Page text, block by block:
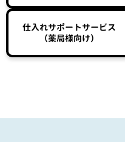
仕入れサポートサービス
（薬局様向け）